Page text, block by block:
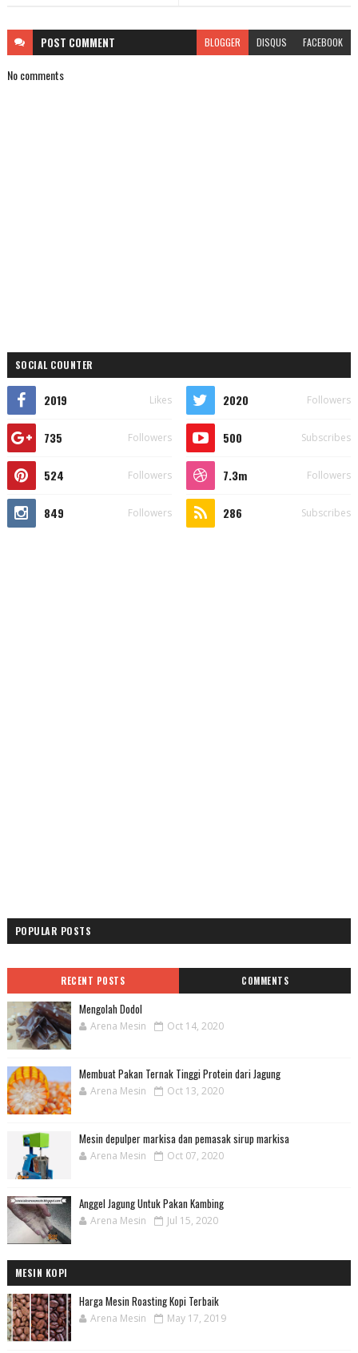
POST COMMENT BLOGGER DISQUS FACEBOOK
No comments
SOCIAL COUNTER
2019 Likes 2020 Followers
735 Followers 500 Subscribes
524 Followers 7.3m Followers
849 Followers 286 Subscribes
POPULAR POSTS
RECENT POSTS COMMENTS
Mengolah Dodol
Arena Mesin Oct 14, 2020
Membuat Pakan Ternak Tinggi Protein dari Jagung
Arena Mesin Oct 13, 2020
Mesin depulper markisa dan pemasak sirup markisa
Arena Mesin Oct 07, 2020
Anggel Jagung Untuk Pakan Kambing
Arena Mesin Jul 15, 2020
MESIN KOPI
Harga Mesin Roasting Kopi Terbaik
Arena Mesin May 17, 2019